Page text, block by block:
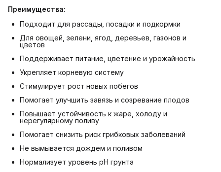
Преимущества:
Подходит для рассады, посадки и подкормки
Для овощей, зелени, ягод, деревьев, газонов и
цветов
Поддерживает питание, цветение и урожайность
Укрепляет корневую систему
Стимулирует рост новых побегов
Помогает улучшить завязь и созревание плодов
Повышает устойчивость к жаре, холоду и
нерегулярному поливу
Помогает снизить риск грибковых заболеваний
Не вымывается дождем и поливом
Нормализует уровень pH грунта